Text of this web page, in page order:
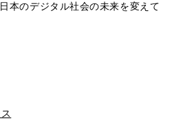
本のデジタル社会の未来を変えて